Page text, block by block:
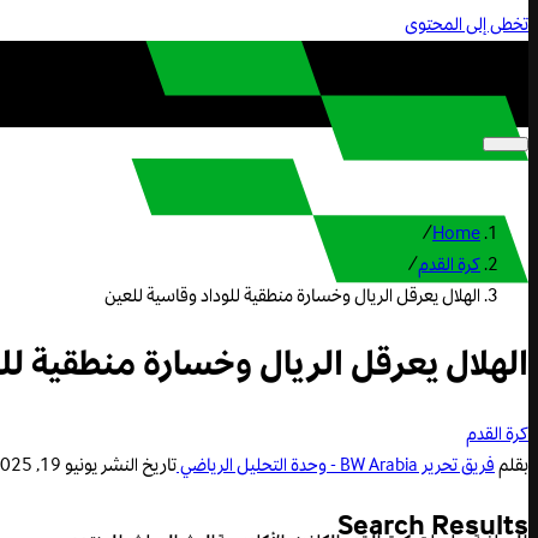
تخطى إلى المحتوى
Home
/
كرة القدم/
الهلال يعرقل الريال وخسارة منطقية للوداد وقاسية للعين
الهلال يعرقل الريال وخسارة منطقية
كرة القدم
بقلمفريق تحرير BW Arabia - وحدة التحليل الرياضي تاريخ النشريونيو 19, 2025 9:03 ص
Search Results